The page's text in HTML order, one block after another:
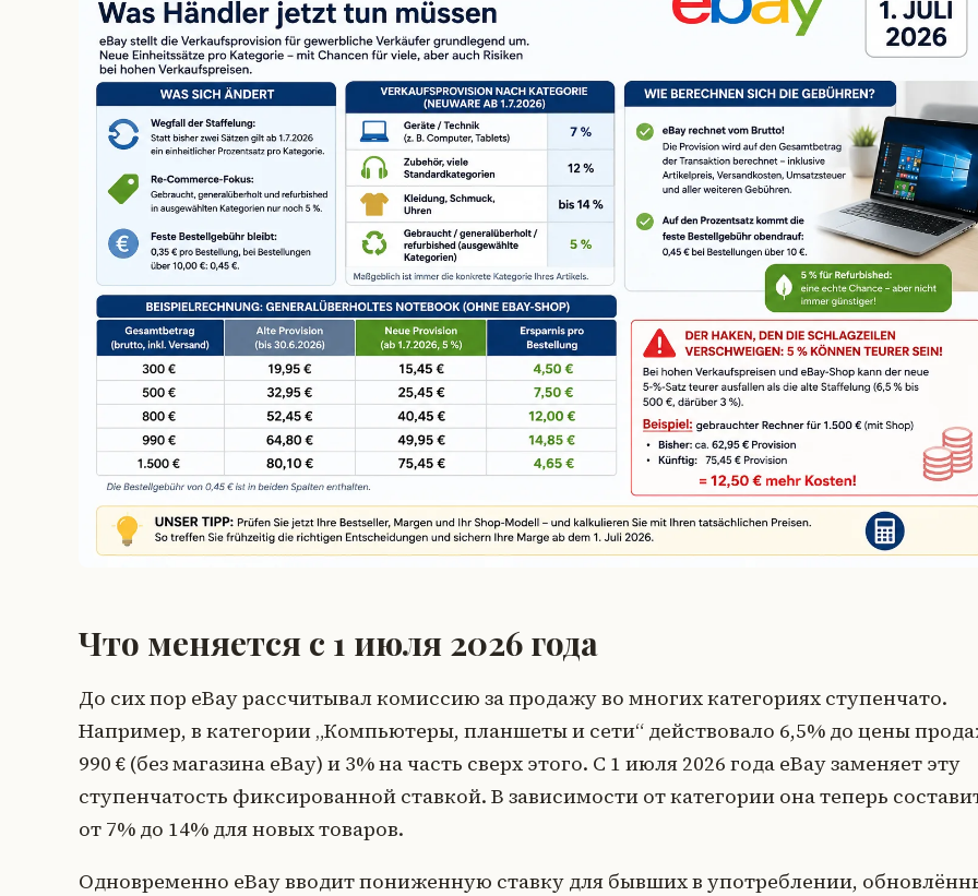
Что меняется с 1 июля 2026 года
До сих пор eBay рассчитывал комиссию за продажу во многих категориях ступенчато.
Например, в категории „Компьютеры, планшеты и сети“ действовало 6,5% до цены
990 € (без магазина eBay) и 3% на часть сверх этого. С 1 июля 2026 года eBay заменяет эту
ступенчатость фиксированной ставкой. В зависимости от категории она теперь
от 7% до 14% для новых товаров.
Одновременно eBay вводит пониженную ставку для бывших в употреблении,